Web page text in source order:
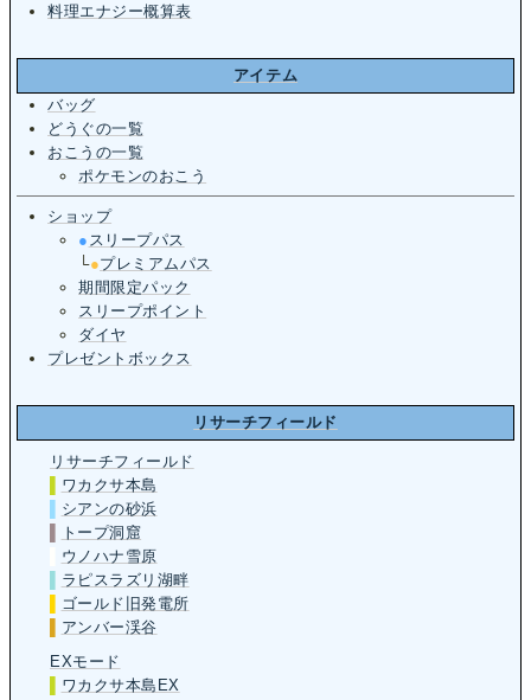
料理エナジー概算表
アイテム
バッグ
どうぐの一覧
おこうの一覧
ポケモンのおこう
ショップ
● スリープパス
└●プレミアムパス
期間限定パック
スリープポイント
ダイヤ
プレゼントボックス
リサーチフィールド
リサーチフィールド
ワカクサ本島
シアンの砂浜
トープ洞窟
ウノハナ雪原
ラピスラズリ湖畔
ゴールド旧発電所
アンバー渓谷
EXモード
ワカクサ本島EX